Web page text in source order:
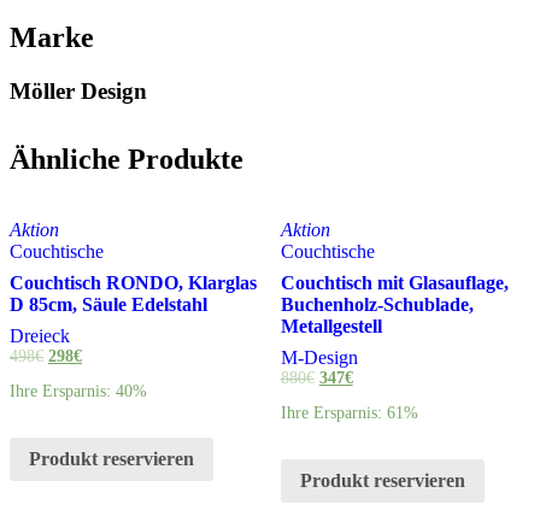
Marke
Möller Design
Ähnliche Produkte
Aktion
Couchtische
Couchtisch RONDO, Klarglas
D 85cm, Säule Edelstahl
Dreieck
498€ 298€
Ihre Ersparnis: 40%
Produkt reservieren
Aktion
Couchtische
Couchtisch mit Glasauflage,
Buchenholz-Schublade,
Metallgestell
M-Design
880€ 347€
Ihre Ersparnis: 61%
Produkt reservieren